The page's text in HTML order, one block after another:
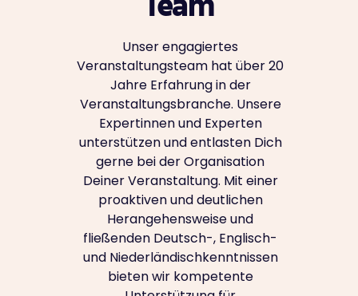
Team
Unser engagiertes
Veranstaltungsteam hat über 20
Jahre Erfahrung in der
Veranstaltungsbranche. Unsere
Expertinnen und Experten
unterstützen und entlasten Dich
gerne bei der Organisation
Deiner Veranstaltung. Mit einer
proaktiven und deutlichen
Herangehensweise und
fließenden Deutsch-, Englisch-
und Niederländischkenntnissen
bieten wir kompetente